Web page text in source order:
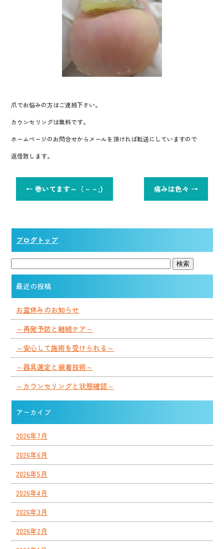
爪でお悩みの方はご連絡下さい。
カウンセリングは無料です。
ホームページのお問合せからメールを頂ければ転送にしていますので
返信致します。
← 巻いてます～（－－;) 痛みは色々 →
ブログトップ
最近の投稿
お盆休みのお知らせ
～再発予防と継続ケア～
～安心して施術を受けられる～
～器具選定と装着技術～
～カウンセリングと状態確認～
アーカイブ
2026年7月
2026年6月
2026年5月
2026年4月
2026年3月
2026年2月